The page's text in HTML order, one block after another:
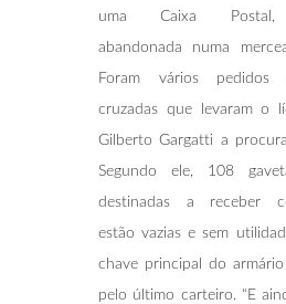
uma Caixa Postal,
abandonada numa
Foram vários pedidos
cruzadas que levaram o
Gilberto Gargatti a
Segundo ele, 108
destinadas a receber
estão vazias e sem
chave principal do
pelo último carteiro. “E